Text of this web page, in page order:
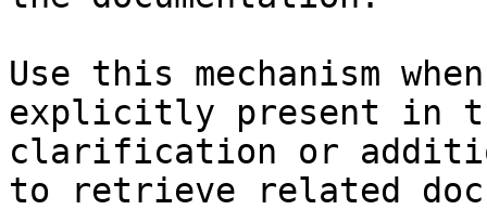
Use this mechanism
explicitly present in
clarification or